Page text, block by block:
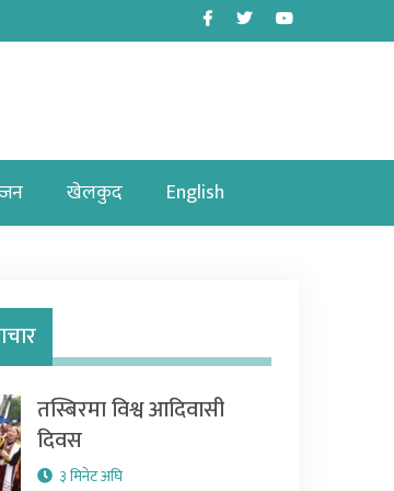
Facebook
TwitterYoutube
खेलकुद English
तस्बिरमा विश्व आदिवासी
दिवस
३ मिनेट अघि